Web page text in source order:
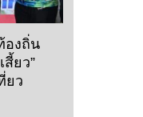
องถิ่น
สี้ยว”
ยว